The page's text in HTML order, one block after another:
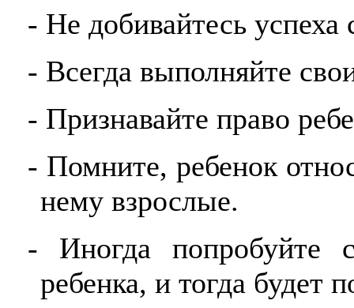
- Не добивайтесь успеха
- Всегда выполняйте
- Признавайте право
- Помните, ребенок
нему взрослые.
- Иногда попробуйте
ребенка, и тогда будет